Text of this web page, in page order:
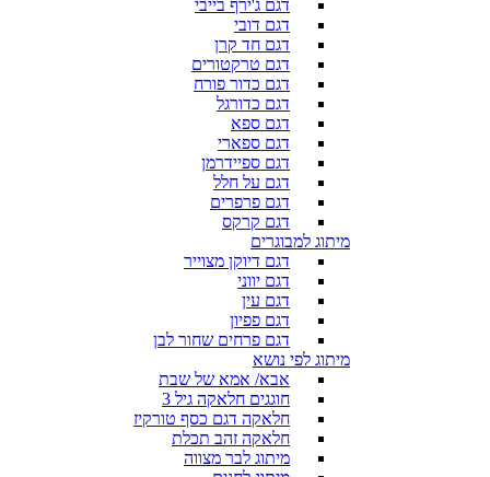
דגם ג'ירף בייבי
דגם דובי
דגם חד קרן
דגם טרקטורים
דגם כדור פורח
דגם כדורגל
דגם ספא
דגם ספארי
דגם ספיידרמן
דגם על חלל
דגם פרפרים
דגם קרקס
מיתוג למבוגרים
דגם דיוקן מצוייר
דגם יווני
דגם עין
דגם פפיון
דגם פרחים שחור לבן
מיתוג לפי נושא
אבא/ אמא של שבת
חוגגים חלאקה גיל 3
חלאקה דגם כסף טורקיז
חלאקה זהב תכלת
מיתוג לבר מצווה